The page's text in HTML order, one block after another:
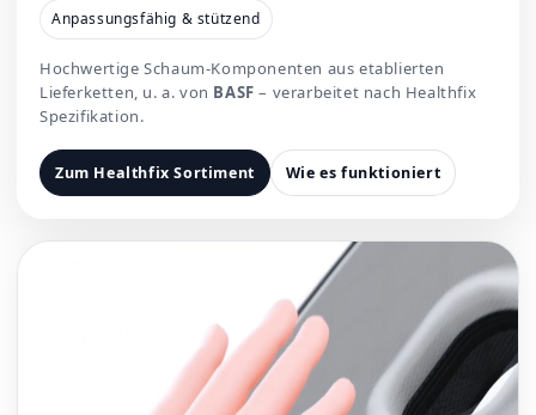
Anpassungsfähig & stützend
Hochwertige Schaum-Komponenten aus etablierten
Lieferketten, u. a. von BASF – verarbeitet nach Healthfix
Spezifikation.
Zum Healthfix Sortiment Wie es funktioniert